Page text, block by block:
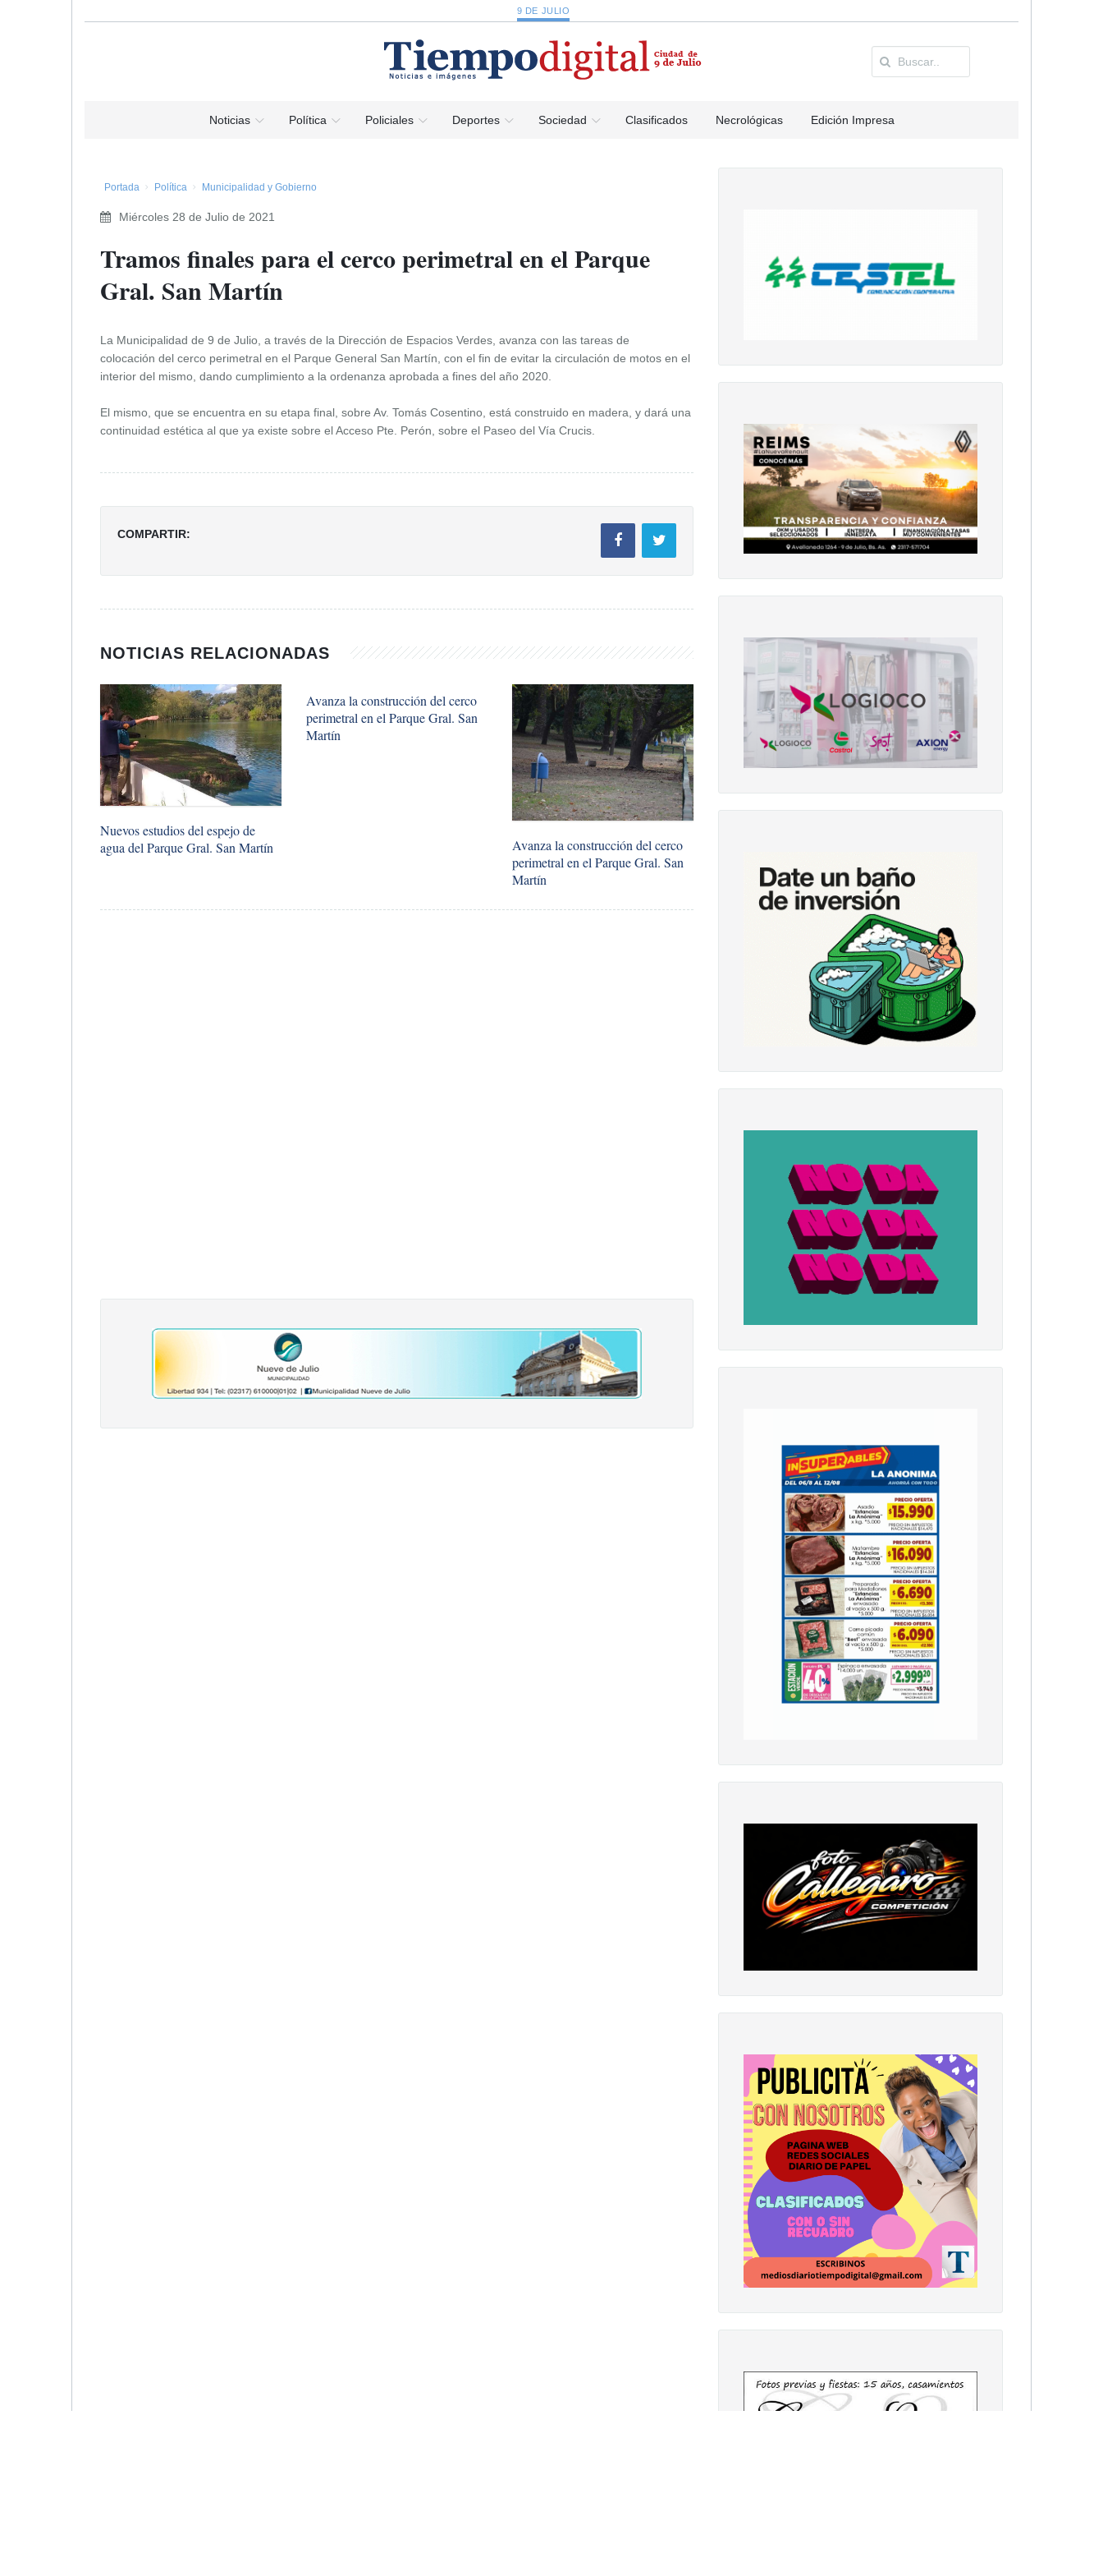
9 DE JULIO
Noticias Política Policiales Deportes Sociedad Clasificados Necrológicas Edición Impresa
Portada Política Municipalidad y Gobierno
Miércoles 28 de Julio de 2021
Tramos finales para el cerco perimetral en el Parque
Gral. San Martín
La Municipalidad de 9 de Julio, a través de la Dirección de Espacios Verdes, avanza con las tareas de
colocación del cerco perimetral en el Parque General San Martín, con el fin de evitar la circulación de motos en el
interior del mismo, dando cumplimiento a la ordenanza aprobada a fines del año 2020.
El mismo, que se encuentra en su etapa final, sobre Av. Tomás Cosentino, está construido en madera, y dará una
continuidad estética al que ya existe sobre el Acceso Pte. Perón, sobre el Paseo del Vía Crucis.
COMPARTIR:
NOTICIAS RELACIONADAS
Nuevos estudios del espejo de
agua del Parque Gral. San Martín
Avanza la construcción del cerco
perimetral en el Parque Gral. San
Martín
​Avanza la construcción del cerco
perimetral en el Parque Gral. San
Martín